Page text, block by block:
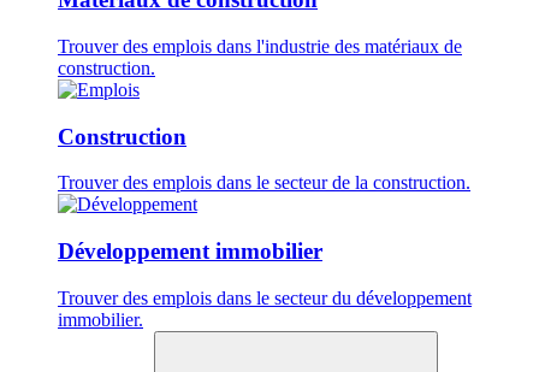
Trouver des emplois dans l'industrie des matériaux de
construction.
Construction
Trouver des emplois dans le secteur de la construction.
Développement immobilier
Trouver des emplois dans le secteur du développement
immobilier.